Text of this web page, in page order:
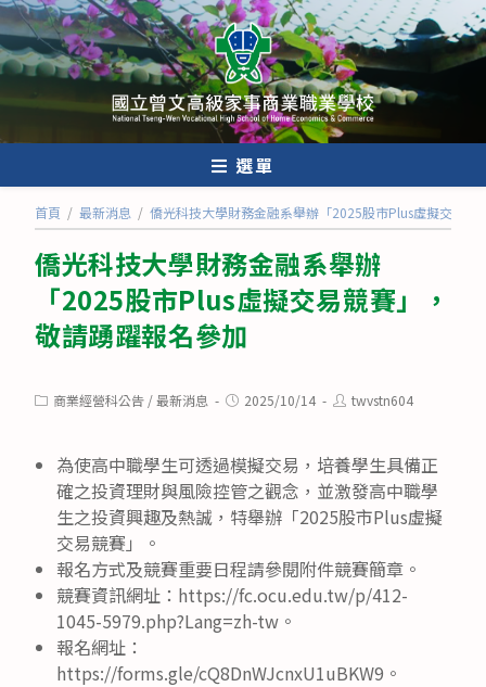
跳
轉
至
內
選單
首頁 / 最新消息 / 僑光科技大學財務金融系舉辦「2025股市Plus虛擬交易競
僑光科技大學財務金融系舉辦
「2025股市Plus虛擬交易競賽」，
敬請踴躍報名參加
Post商業經營科公告 /最新消息
Post2025/10/14
Posttwvstn604
為使高中職學生可透過模擬交易，培養學生具備正
確之投資理財與風險控管之觀念，並激發高中職學
生之投資興趣及熱誠，特舉辦「2025股市Plus虛擬
交易競賽」。
報名方式及競賽重要日程請參閱附件競賽簡章。
競賽資訊網址：https://fc.ocu.edu.tw/p/412-
1045-5979.php?Lang=zh-tw。
報名網址：
https://forms.gle/cQ8DnWJcnxU1uBKW9。